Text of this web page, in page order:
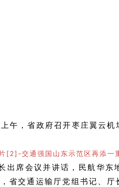
上午，省政府召开枣庄翼云
出席会议并讲话，民航华东
省交通运输厅党组书记、